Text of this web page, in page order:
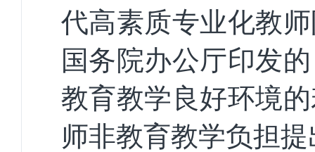
代高素质专业化教
国务院办公厅印发
教育教学良好环境
师非教育教学负担